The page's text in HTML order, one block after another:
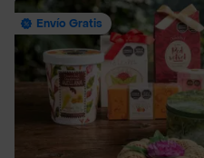
Envío Gratis